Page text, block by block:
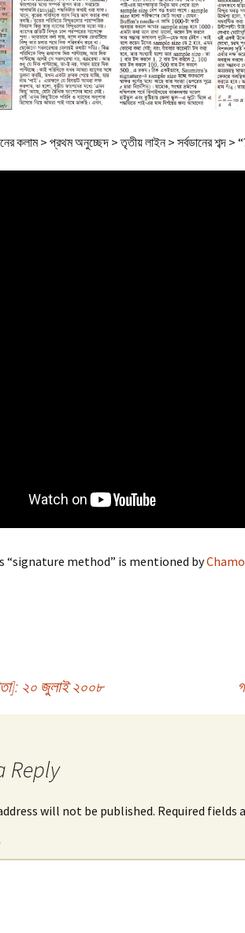
|
Kori
সংকলন |
|
Baje:
কলাম > প্রথম অনুচ্ছেদ > তৃতীয় লাইন > সর্বডানের শব্দ >
“signature method” is mentioned by
২০ জুলাই ২০০৮
Reply
will not be published. Required fields